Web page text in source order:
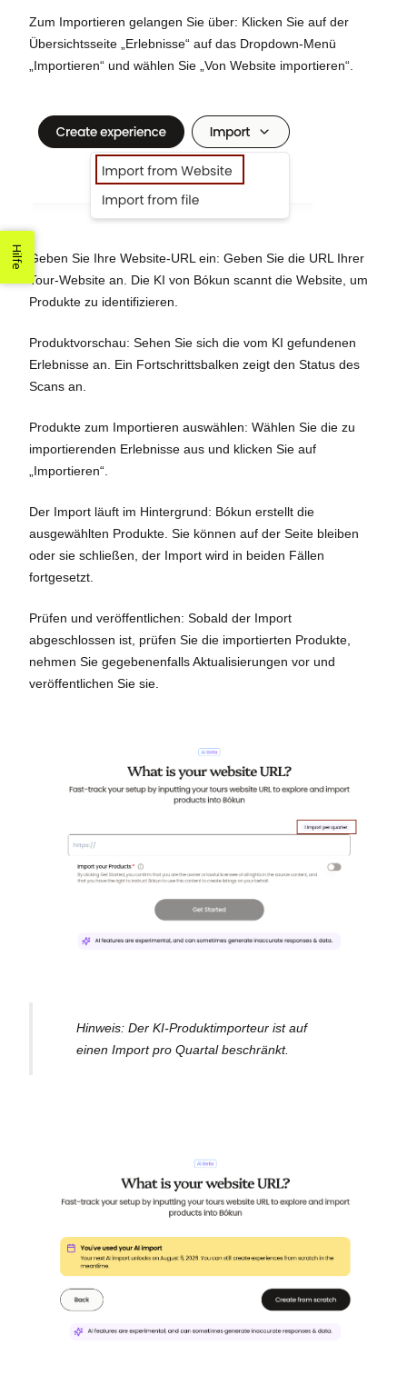
Zum Importieren gelangen Sie über: Klicken Sie auf der
Übersichtsseite „Erlebnisse“ auf das Dropdown-Menü
„Importieren“ und wählen Sie „Von Website importieren“.
Geben Sie Ihre Website-URL ein: Geben Sie die URL Ihrer
Tour-Website an. Die KI von Bókun scannt die Website, um
Produkte zu identifizieren.
Produktvorschau: Sehen Sie sich die vom KI gefundenen
Erlebnisse an. Ein Fortschrittsbalken zeigt den Status des
Scans an.
Produkte zum Importieren auswählen: Wählen Sie die zu
importierenden Erlebnisse aus und klicken Sie auf
„Importieren“.
Der Import läuft im Hintergrund: Bókun erstellt die
ausgewählten Produkte. Sie können auf der Seite bleiben
oder sie schließen, der Import wird in beiden Fällen
fortgesetzt.
Prüfen und veröffentlichen: Sobald der Import
abgeschlossen ist, prüfen Sie die importierten Produkte,
nehmen Sie gegebenenfalls Aktualisierungen vor und
veröffentlichen Sie sie.
Hinweis: Der KI-Produktimporteur ist auf
einen Import pro Quartal beschränkt.
Hilfe